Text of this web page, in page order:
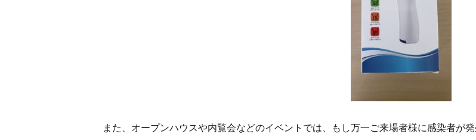
また、オープンハウスや内覧会などのイベントでは、もし万一ご来場者様に感染者が